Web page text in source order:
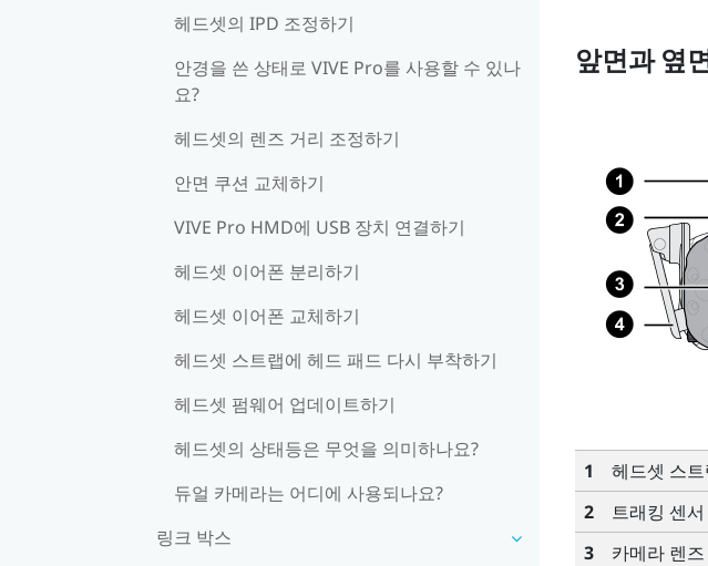
헤드셋의 IPD 조정하기
안경을 쓴 상태로 VIVE Pro를 사용할 수 있나
요?
헤드셋의 렌즈 거리 조정하기
안면 쿠션 교체하기
VIVE Pro HMD에 USB 장치 연결하기
헤드셋 이어폰 분리하기
헤드셋 이어폰 교체하기
헤드셋 스트랩에 헤드 패드 다시 부착하기
헤드셋 펌웨어 업데이트하기
헤드셋의 상태등은 무엇을 의미하나요?
듀얼 카메라는 어디에 사용되나요?
링크 박스
앞면과 옆
1
헤드셋 스트
2
트래킹 센서
3
카메라 렌즈